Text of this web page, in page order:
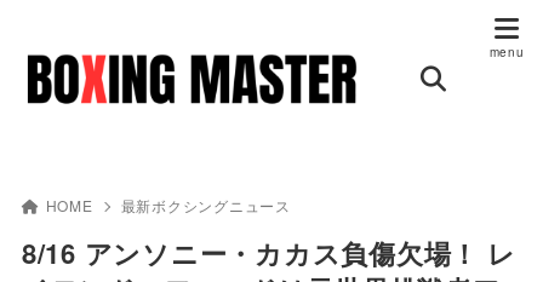
HOME 最新ボクシングニュース
8/16 アンソニー・カカス負傷欠場！ レ